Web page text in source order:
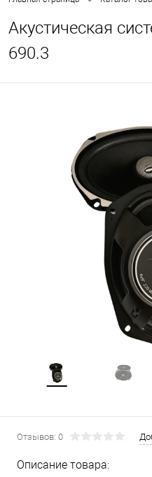
Акустическая
690.3
Отзывов: 0
Описание товара: